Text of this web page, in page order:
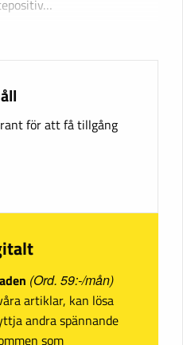
för att få tillgång
(Ord. 59:-/mån)
artiklar, kan lösa
andra spännande
som